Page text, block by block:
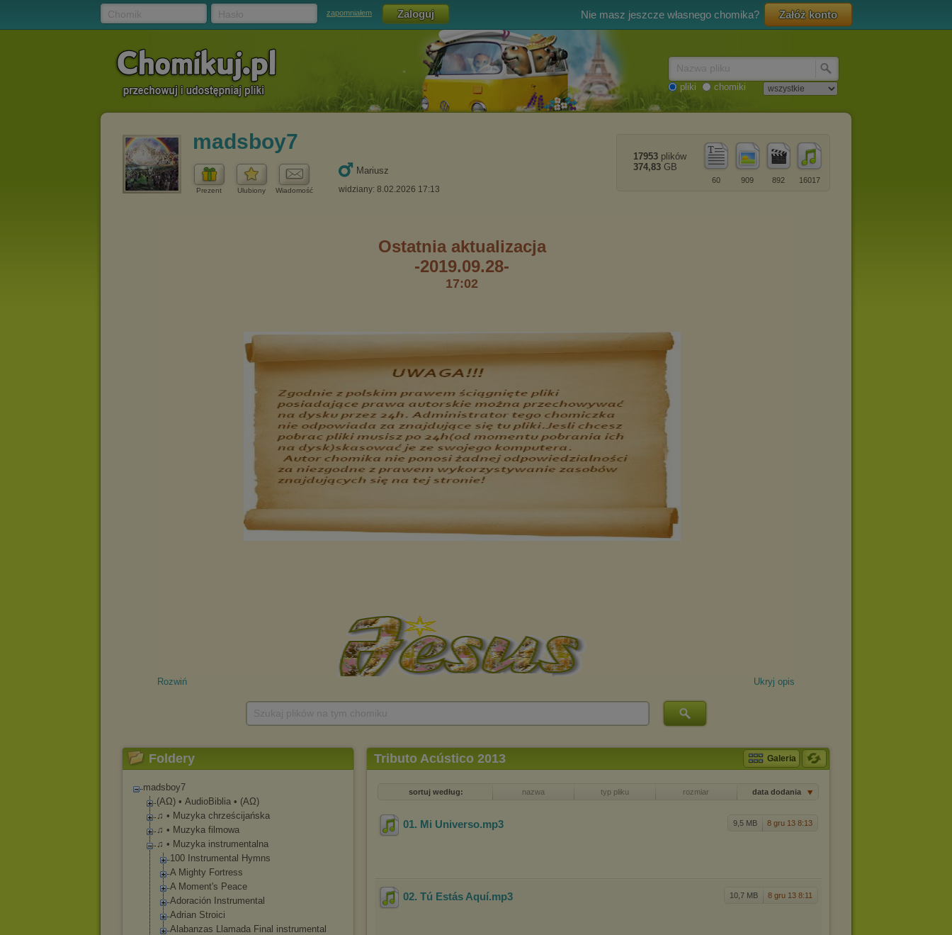
zapomniałem Nie masz jeszcze własnego chomika? Załóż konto
pliki chomiki
madsboy7
Prezent Ulubiony Wiadomość
Mariusz
widziany: 8.02.2026 17:13
16017
892
909
60
17953 plików
374,83 GB
Ukryj opis
Rozwiń
Foldery
madsboy7
(ΑΩ) • AudioBiblia • (ΑΩ)
♫ • Muzyka chrześcijańska
♫ • Muzyka filmowa
♫ • Muzyka instrumentalna
100 Instrumental Hymns
A Mighty Fortress
A Moment's Peace
Adoración Instrumental
Adrian Stroici
Alabanzas Llamada Final instrumental
Tributo Acústico 2013 Galeria
sortuj według: nazwa typ pliku rozmiar data dodania
9,5 MB 8 gru 13 8:13
01. Mi Universo.mp3
10,7 MB 8 gru 13 8:11
02. Tú Estás Aquí.mp3